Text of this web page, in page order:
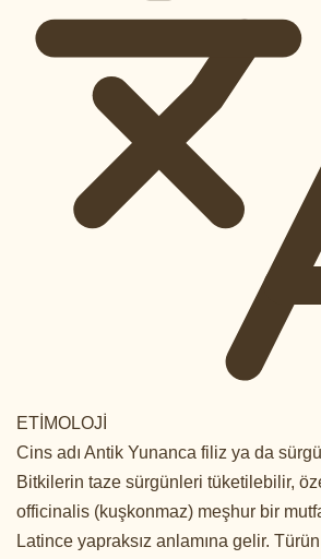
ETİMOLOJİ
Cins adı Antik Yunanca filiz ya da
Bitkilerin taze sürgünleri tüketilebilir,
officinalis (kuşkonmaz) meşhur bir
Latince yapraksız anlamına gelir.